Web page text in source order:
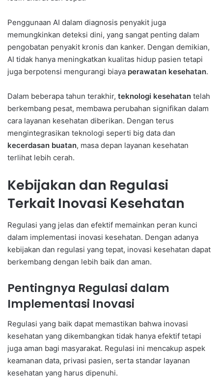
Penggunaan AI dalam diagnosis penyakit juga
memungkinkan deteksi dini, yang sangat penting dalam
pengobatan penyakit kronis dan kanker. Dengan demikian,
AI tidak hanya meningkatkan kualitas hidup pasien tetapi
juga berpotensi mengurangi biaya perawatan kesehatan.
Dalam beberapa tahun terakhir, teknologi kesehatan telah
berkembang pesat, membawa perubahan signifikan dalam
cara layanan kesehatan diberikan. Dengan terus
mengintegrasikan teknologi seperti big data dan
kecerdasan buatan, masa depan layanan kesehatan
terlihat lebih cerah.
Kebijakan dan Regulasi
Terkait Inovasi Kesehatan
Regulasi yang jelas dan efektif memainkan peran kunci
dalam implementasi inovasi kesehatan. Dengan adanya
kebijakan dan regulasi yang tepat, inovasi kesehatan dapat
berkembang dengan lebih baik dan aman.
Pentingnya Regulasi dalam
Implementasi Inovasi
Regulasi yang baik dapat memastikan bahwa inovasi
kesehatan yang dikembangkan tidak hanya efektif tetapi
juga aman bagi masyarakat. Regulasi ini mencakup aspek
keamanan data, privasi pasien, serta standar layanan
kesehatan yang harus dipenuhi.